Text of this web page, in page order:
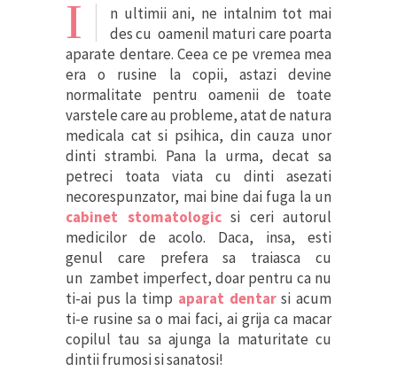
I
n ultimii ani, ne intalnim tot mai
des cu oamenil maturi care poarta
aparate dentare. Ceea ce pe vremea mea
era o rusine la copii, astazi devine
normalitate pentru oamenii de toate
varstele care au probleme, atat de natura
medicala cat si psihica, din cauza unor
dinti strambi. Pana la urma, decat sa
petreci toata viata cu dinti asezati
necorespunzator, mai bine dai fuga la un
cabinet stomatologicsi ceri autorul
medicilor de acolo. Daca, insa, esti
genul care prefera sa traiasca cu
un zambet imperfect, doar pentru ca nu
ti-ai pus la timp aparat dentarsi acum
ti-e rusine sa o mai faci, ai grija ca macar
copilul tau sa ajunga la maturitate cu
dintii frumosi si sanatosi!